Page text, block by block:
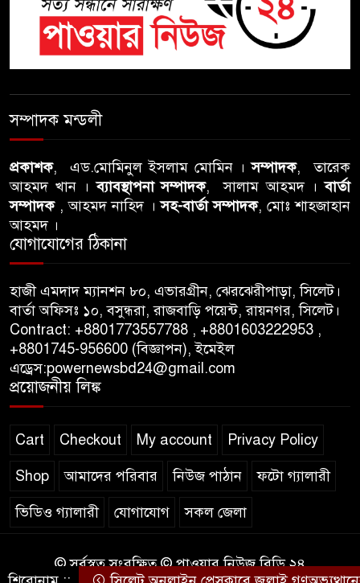
শতাব্দী রায়ের বাড়িতে বিদ্রোহীদের
বৈঠক, পশ্চিমবঙ্গে তৃনমূলে ভাঙনের
ইঙ্গিত !
বিএনপি নেতার ওপর হামলার
আবু তালহা চৌধুরী দ্বিতীয় বারের
মত টাওয়ার হ‍্যামলেটস কাউন্সিলের
গণবিজ্ঞপ্তি নিয়ে সিলেট অনলাইন
প্রেসক্লাবে বিশ্ব মুক্ত গণমাধ্যম দিবসে
সমালোচনা
সিলেটে ব্যাডমিন্টন তারকাদের
সম্পাদক মন্ডলী
প্রকাশক, এড.মোমিনুল ইসলাম মোমিন ।সম্পাদক, তারেক
আহমদ খান ।ব্যাবস্থাপনা সম্পাদক, সালাম আহমদ ।বার্তা
সম্পাদক, আহমদ নাহিদ ।সহ-বার্তা সম্পাদক, মোঃ শাহজাহান
আহমদ ।
যোগাযোগের ঠিকানা
হাজী এমদাদ ম্যানশন ৮০, এভারগ্রীন, ঝেরঝেরীপাড়া, সিলেট।
বার্তা অফিসঃ ১০, বসুন্ধরা, রাজবাড়ি পয়েন্ট, রায়নগর, সিলেট।
Contract: +8801773557788 , +8801603222953 ,
+8801745-956600 (বিজ্ঞাপন), ইমেইল
এড্রেস:powernewsbd24@gmail.com
প্রয়োজনীয় লিঙ্ক
Cart Checkout My account Privacy Policy
Shop আমাদের পরিবার নিউজ পাঠান ফটো গ্যালারী
ভিডিও গ্যালারী যোগাযোগ সকল জেলা
© সর্বস্বত্ব সংরক্ষিত © পাওয়ার নিউজ বিডি ২৪